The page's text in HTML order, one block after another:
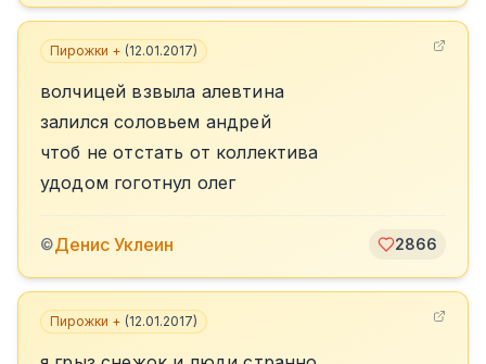
Пирожки + (12.01.2017)
волчицей взвыла алевтина
залился соловьем андрей
чтоб не отстать от коллектива
удодом гоготнул олег
©Денис Уклеин 2866
Пирожки + (12.01.2017)